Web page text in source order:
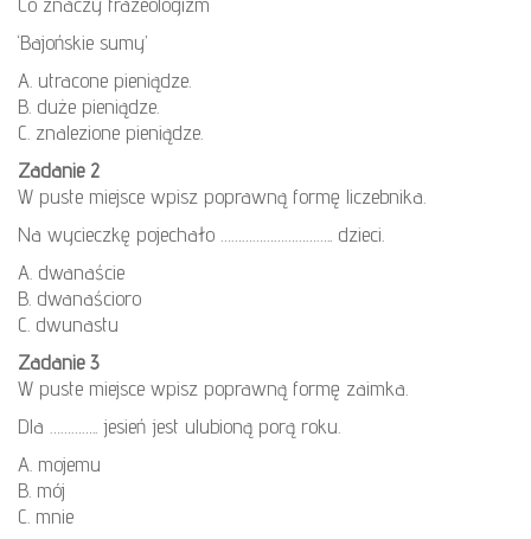
‘Bajońskie sumy’
A. utracone pieniądze.
B. duże pieniądze.
C. znalezione pieniądze.
Zadanie 2
W puste miejsce wpisz poprawną formę liczebnika.
Na wycieczkę pojechało ………………………….. dzieci.
A. dwanaście
B. dwanaścioro
C. dwunastu
Zadanie 3
W puste miejsce wpisz poprawną formę zaimka.
Dla ………….. jesień jest ulubioną porą roku.
A. mojemu
B. mój
C. mnie